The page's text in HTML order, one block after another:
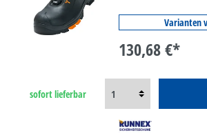
Varianten
130,68 €*
sofort lieferbar